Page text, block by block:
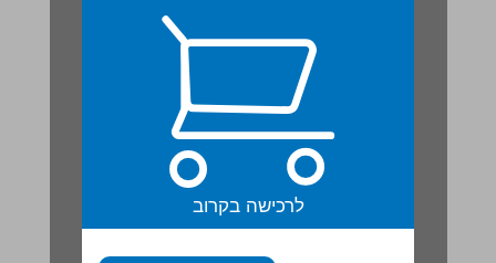
לרכישה בקרוב